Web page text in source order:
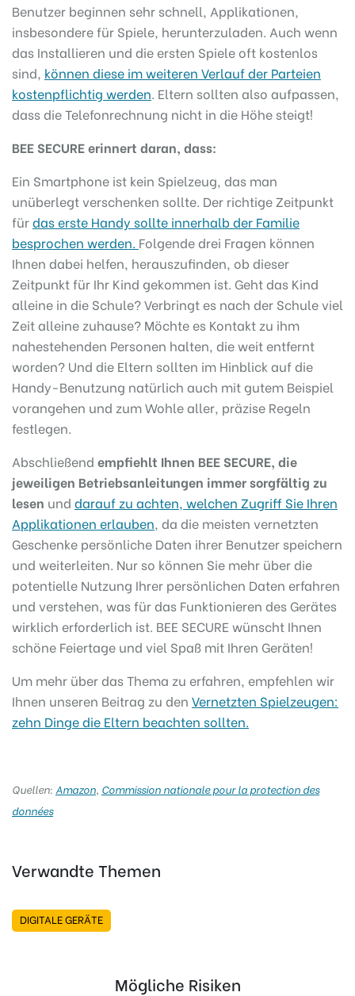
Benutzer beginnen sehr schnell, Applikationen,
insbesondere für Spiele, herunterzuladen. Auch wenn
das Installieren und die ersten Spiele oft kostenlos
sind, können diese im weiteren Verlauf der Parteien
kostenpflichtig werden. Eltern sollten also aufpassen,
dass die Telefonrechnung nicht in die Höhe steigt!
BEE SECURE erinnert daran, dass:
Ein Smartphone ist kein Spielzeug, das man
unüberlegt verschenken sollte. Der richtige Zeitpunkt
fürdas erste Handy sollte innerhalb der Familie
besprochen werden. Folgende drei Fragen können
Ihnen dabei helfen, herauszufinden, ob dieser
Zeitpunkt für Ihr Kind gekommen ist. Geht das Kind
alleine in die Schule? Verbringt es nach der Schule viel
Zeit alleine zuhause? Möchte es Kontakt zu ihm
nahestehenden Personen halten, die weit entfernt
worden? Und die Eltern sollten im Hinblick auf die
Handy-Benutzung natürlich auch mit gutem Beispiel
vorangehen und zum Wohle aller, präzise Regeln
festlegen.
Abschließend empfiehlt Ihnen BEE SECURE, die
jeweiligen Betriebsanleitungen immer sorgfältig zu
lesen und darauf zu achten, welchen Zugriff Sie Ihren
Applikationen erlauben, da die meisten vernetzten
Geschenke persönliche Daten ihrer Benutzer speichern
und weiterleiten. Nur so können Sie mehr über die
potentielle Nutzung Ihrer persönlichen Daten erfahren
und verstehen, was für das Funktionieren des Gerätes
wirklich erforderlich ist. BEE SECURE wünscht Ihnen
schöne Feiertage und viel Spaß mit Ihren Geräten!
Um mehr über das Thema zu erfahren, empfehlen wir
Ihnen unseren Beitrag zu den Vernetzten Spielzeugen:
zehn Dinge die Eltern beachten sollten.
Quellen: Amazon Commission nationale pour la protection des
données
Verwandte Themen
DIGITALE GERÄTE
Mögliche Risiken